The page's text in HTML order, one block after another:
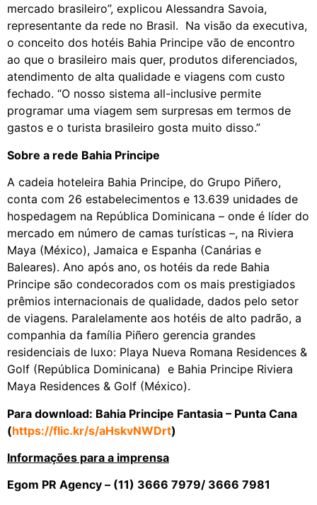
mercado brasileiro”, explicou Alessandra Savoia,
representante da rede no Brasil. Na visão da executiva,
o conceito dos hotéis Bahia Principe vão de encontro
ao que o brasileiro mais quer, produtos diferenciados,
atendimento de alta qualidade e viagens com custo
fechado. “O nosso sistema all-inclusive permite
programar uma viagem sem surpresas em termos de
gastos e o turista brasileiro gosta muito disso.”
Sobre a rede Bahia Principe
A cadeia hoteleira Bahia Principe, do Grupo Piñero,
conta com 26 estabelecimentos e 13.639 unidades de
hospedagem na República Dominicana – onde é líder do
mercado em número de camas turísticas –, na Riviera
Maya (México), Jamaica e Espanha (Canárias e
Baleares). Ano após ano, os hotéis da rede Bahia
Principe são condecorados com os mais prestigiados
prêmios internacionais de qualidade, dados pelo setor
de viagens. Paralelamente aos hotéis de alto padrão, a
companhia da família Piñero gerencia grandes
residenciais de luxo: Playa Nueva Romana Residences &
Golf (República Dominicana) e Bahia Principe Riviera
Maya Residences & Golf (México).
Para download: Bahia Principe Fantasia – Punta Cana
(https://flic.kr/s/aHskvNWDrt)
Informações para a imprensa
Egom PR Agency – (11) 3666 7979/ 3666 7981